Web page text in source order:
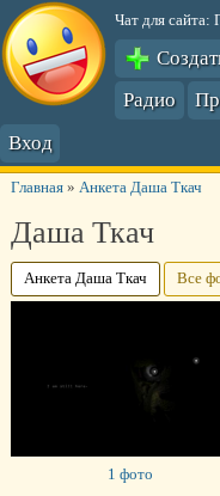
Чат для сайта:
Радио
Вход
Главная» Анкета Даша Ткач
Даша Ткач
Анкета Даша Ткач Все
1 фото